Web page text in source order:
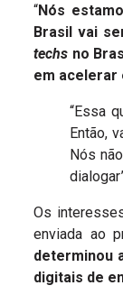
“Nós
Brasil vai
techs no
em acelerar
“Essa
Então,
Nós
Os
enviada ao
determinou
digitais de